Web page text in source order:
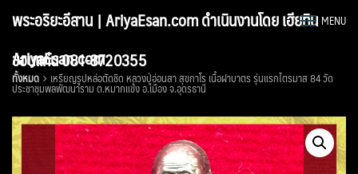
พระอริยะอีสาน | AriyaEsan.com ดำเนินงานโดย เฮียทิน
ขอนแก่น 081-8720355
MENU
AriyaEsan.com
ทั้งหมด เหรียญรูปหล่อตัดชิด หลวงปู่อ่อนสา สุขกาโร เนื้อฝาบาตร รุ่นแรกไตรมาส 84 วัด
ประชาชุมพลพัฒนาราม ต.หมากแข้ง อ.เมือง จ.อุดรธานี